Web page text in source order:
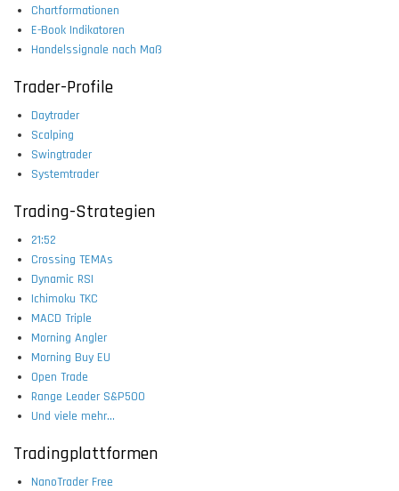
Chartformationen
E-Book Indikatoren
Handelssignale nach Maß
Trader-Profile
Daytrader
Scalping
Swingtrader
Systemtrader
Trading-Strategien
21:52
Crossing TEMAs
Dynamic RSI
Ichimoku TKC
MACD Triple
Morning Angler
Morning Buy EU
Open Trade
Range Leader S&P500
Und viele mehr...
Tradingplattformen
NanoTrader Free